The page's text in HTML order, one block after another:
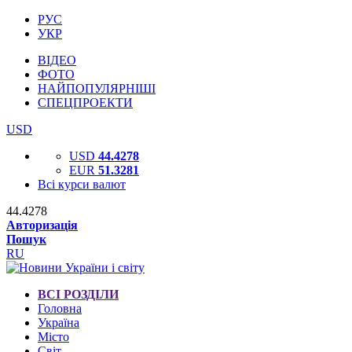
РУС
УКР
ВІДЕО
ФОТО
НАЙПОПУЛЯРНІШІ
СПЕЦПРОЕКТИ
USD
USD 44.4278
EUR 51.3281
Всі курси валют
44.4278
Авторизація
Пошук
RU
ВСІ РОЗДІЛИ
Головна
Україна
Місто